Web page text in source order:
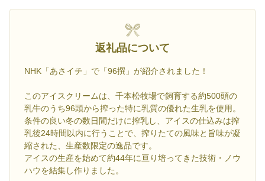
返礼品について
NHK「あさイチ」で「96撰」が紹介されました！
このアイスクリームは、千本松牧場で飼育する約500頭の
乳牛のうち96頭から搾った特に乳質の優れた生乳を使用。
条件の良い冬の数日間だけに搾乳し、アイスの仕込みは搾
乳後24時間以内に行うことで、搾りたての風味と旨味が凝
縮された、生産数限定の逸品です。
アイスの生産を始めて約44年に亘り培ってきた技術・ノウ
ハウを結集し作りました。